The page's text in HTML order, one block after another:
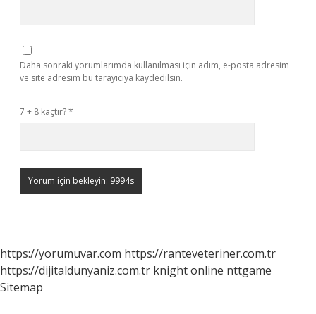
Daha sonraki yorumlarımda kullanılması için adım, e-posta adresim
ve site adresim bu tarayıcıya kaydedilsin.
7 + 8 kaçtır?*
https://yorumuvar.com https://ranteveteriner.com.tr
https://dijitaldunyaniz.com.tr knight online nttgame
Sitemap